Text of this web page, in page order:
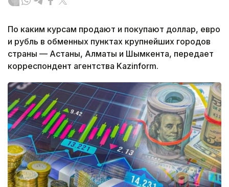
По каким курсам продают и покупают доллар, евро
и рубль в обменных пунктах крупнейших городов
страны — Астаны, Алматы и Шымкента, передает
корреспондент агентства Kazinform.